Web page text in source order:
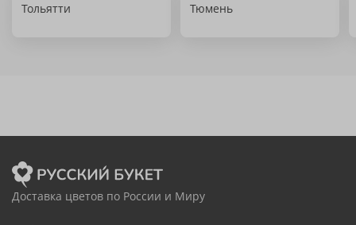
Тольятти Тюмень
Доставка цветов по России и Миру